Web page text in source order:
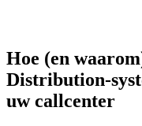
Hoe (en
Distribution-
uw callcenter